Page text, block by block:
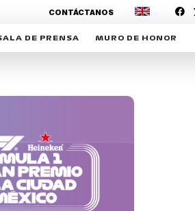
DE PRENSA MURO DE HONOR
CONTÁCTANOS